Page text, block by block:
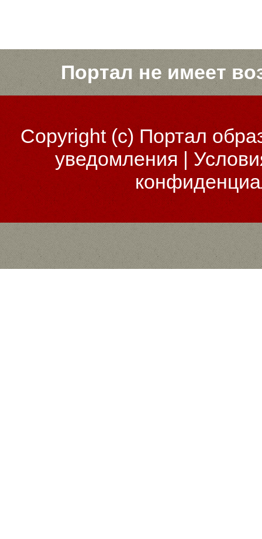
Портал не имеет
Copyright (c)Портал
уведомления |